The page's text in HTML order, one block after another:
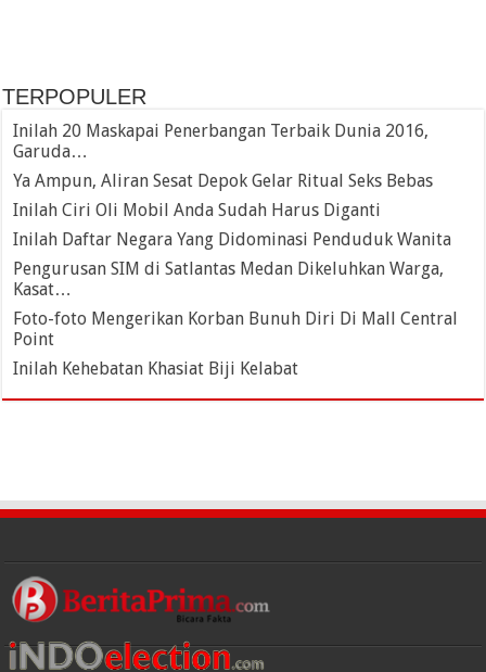
TERPOPULER
Inilah 20 Maskapai Penerbangan Terbaik Dunia 2016,
Garuda…
Ya Ampun, Aliran Sesat Depok Gelar Ritual Seks Bebas
Inilah Ciri Oli Mobil Anda Sudah Harus Diganti
Inilah Daftar Negara Yang Didominasi Penduduk Wanita
Pengurusan SIM di Satlantas Medan Dikeluhkan Warga,
Kasat…
Foto-foto Mengerikan Korban Bunuh Diri Di Mall Central
Point
Inilah Kehebatan Khasiat Biji Kelabat